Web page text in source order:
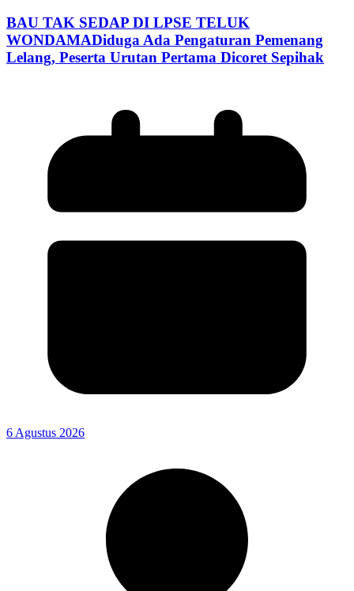
BAU TAK SEDAP DI LPSE TELUK
WONDAMADiduga Ada Pengaturan Pemenang
Lelang, Peserta Urutan Pertama Dicoret Sepihak
6 Agustus 2026